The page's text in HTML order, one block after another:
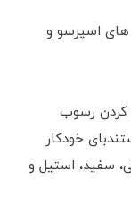
اسپرسو و
کردن رسوب
خودکار
سفید، استیل و